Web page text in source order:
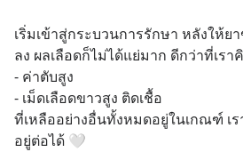
เริ่มเข้าสู่กระบวนการรักษา หลังให้ย
ลง ผลเลือดก็ไม่ได้แย่มาก ดีกว่าที่เรา
- ค่าตับสูง
- เม็ดเลือดขาวสูง ติดเชื้อ
ที่เหลืออย่างอื่นทั้งหมดอยู่ในเกณฑ์ เร
อยู่ต่อได้ 🤍